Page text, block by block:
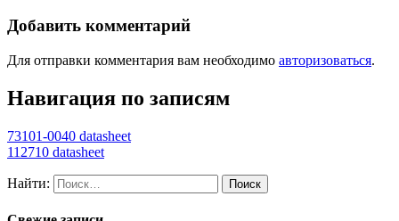
Добавить комментарий
Для отправки комментария вам необходимо авторизоваться.
Навигация по записям
73101-0040 datasheet
112710 datasheet
Найти: